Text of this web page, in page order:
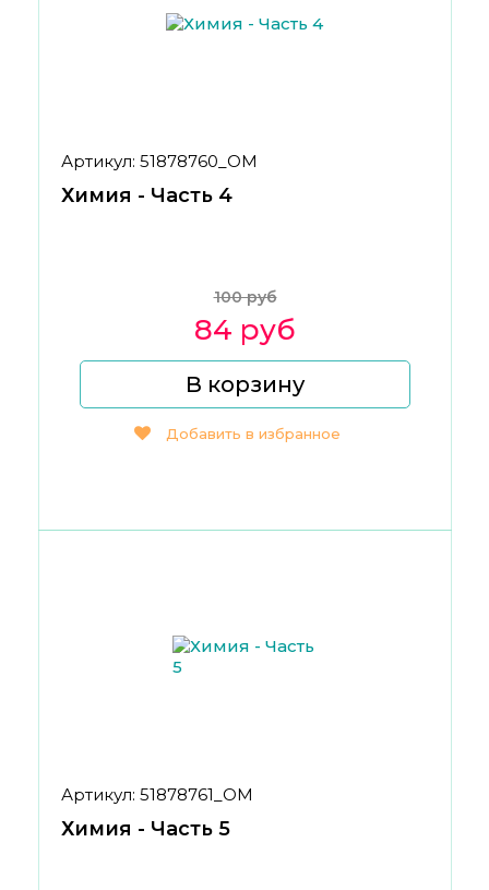
Артикул: 51878760_ОМ
Химия - Часть 4
100 руб
84 руб
В корзину
Добавить в избранное
Артикул: 51878761_ОМ
Химия - Часть 5